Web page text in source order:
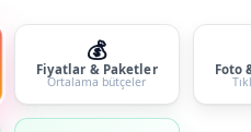
💰
Fiyatlar & Paketler
Ortalama bütçeler
Foto